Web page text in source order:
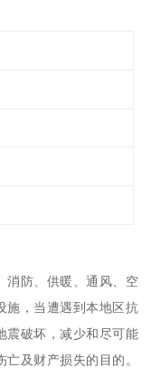
消防、供暖、通风、空
施，当遭遇到本地区抗
震破坏，减少和尽可能
及财产损失的目的。